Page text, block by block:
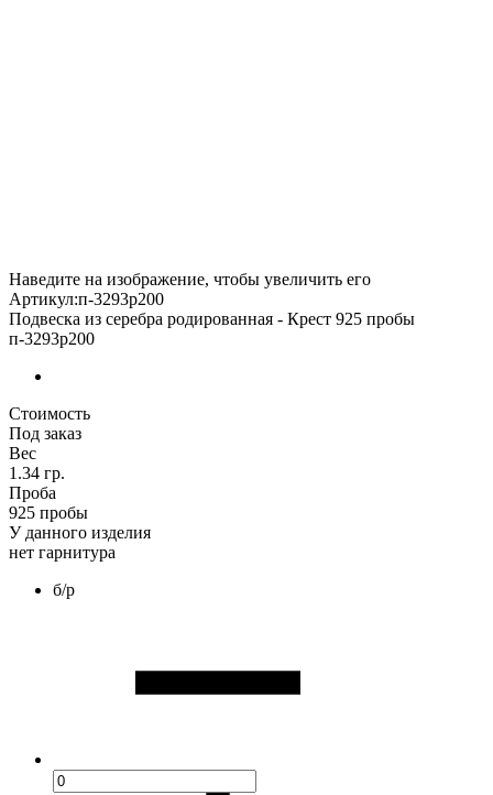
Наведите на изображение, чтобы увеличить его
Артикул:п-3293р200
Подвеска из серебра родированная - Крест 925 пробы
п-3293р200
Стоимость
Под заказ
Вес
1.34 гр.
Проба
925 пробы
У данного изделия
нет гарнитура
б/р